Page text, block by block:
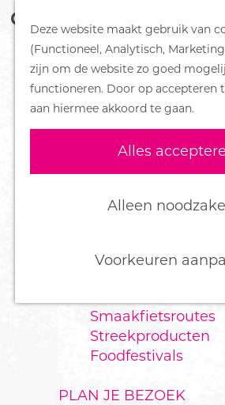
Deze website maakt gebruik van
(Functioneel, Analytisch,
zijn om de website zo goed
functioneren. Door op accepteren
aan hiermee akkoord te gaan.
Alles
Alleen
Voorkeuren
a
o
e
k
e
n
M
e
n
u
DORPEN
Bennekom
De Klomp
Deelen
Ederveen
Harskamp
Hoenderloo
Wekerom
Smaakfietsroutes
Streekproducten
Foodfestivals
PLAN JE BEZOEK